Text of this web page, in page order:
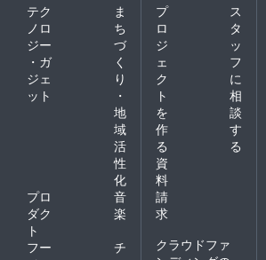
テク
ノロ
ジー
・ガ
ジェ
ット
ま
ち
づ
く
り
・
地
域
活
性
化
プロ
ダク
ト
音
楽
フー
チ
プ
ロ
ジ
ェ
ク
ト
を
作
る
ス
タ
ッ
フ
に
相
談
す
る
資
料
請
求
クラウドファ